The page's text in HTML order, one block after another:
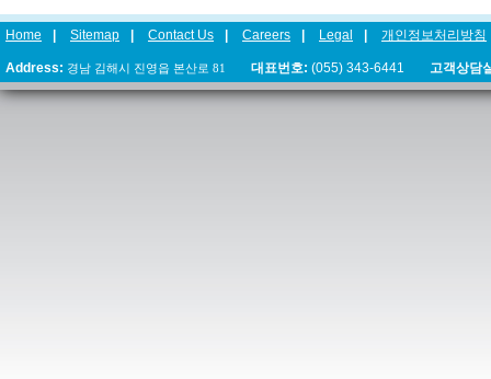
Home Sitemap Contact Us Careers Legal 개인정보처리방침
Address: 경남 김해시 진영읍 본산로 81 대표번호: (055) 343-6441 고객상담